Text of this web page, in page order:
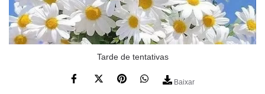
Tarde de tentativas
Baixar